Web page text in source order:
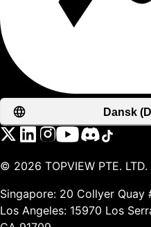
Dansk
© 2026 TOPVIEW PTE. LTD.
Singapore: 20 Collyer
Los Angeles: 15970 Los